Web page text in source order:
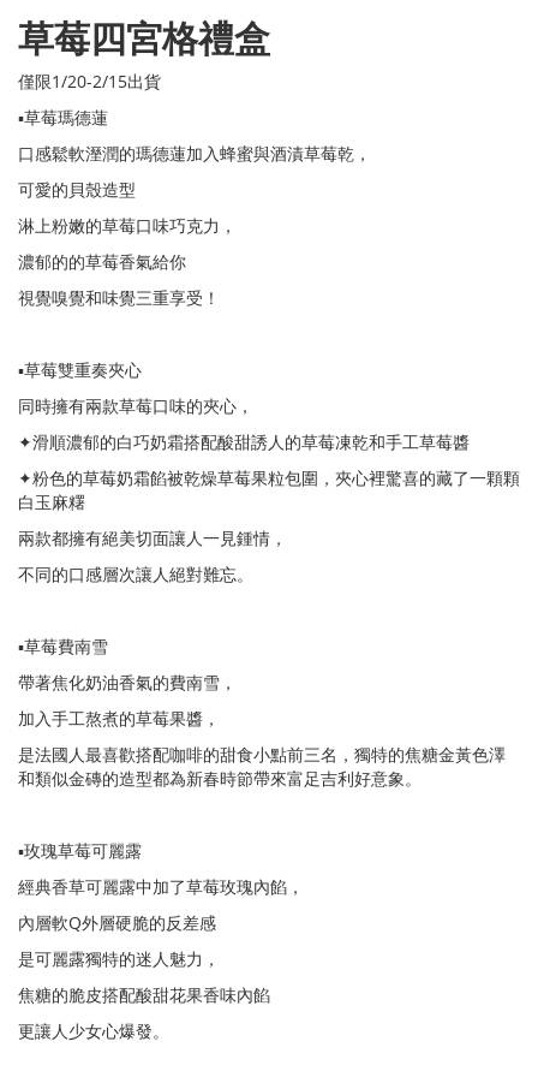
草莓四宮格禮盒
僅限1/20-2/15出貨
▪️草莓瑪德蓮
口感鬆軟溼潤的瑪德蓮加入蜂蜜與酒漬草莓乾，
可愛的貝殼造型
淋上粉嫩的草莓口味巧克力，
濃郁的的草莓香氣給你
視覺嗅覺和味覺三重享受！
▪️草莓雙重奏夾心
同時擁有兩款草莓口味的夾心，
✦滑順濃郁的白巧奶霜搭配酸甜誘人的草莓凍乾和手工草莓醬
✦粉色的草莓奶霜餡被乾燥草莓果粒包圍，夾心裡驚喜的藏了一顆顆
白玉麻糬
兩款都擁有絕美切面讓人一見鍾情，
不同的口感層次讓人絕對難忘。
▪️草莓費南雪
帶著焦化奶油香氣的費南雪，
加入手工熬煮的草莓果醬，
是法國人最喜歡搭配咖啡的甜食小點前三名，獨特的焦糖金黃色澤
和類似金磚的造型都為新春時節帶來富足吉利好意象。
▪️玫瑰草莓可麗露
經典香草可麗露中加了草莓玫瑰內餡，
內層軟Q外層硬脆的反差感
是可麗露獨特的迷人魅力，
焦糖的脆皮搭配酸甜花果香味內餡
更讓人少女心爆發。